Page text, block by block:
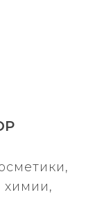
химии,